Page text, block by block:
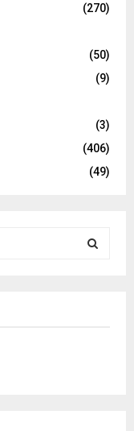
(270)
(50)
(9)
(3)
(406)
(49)